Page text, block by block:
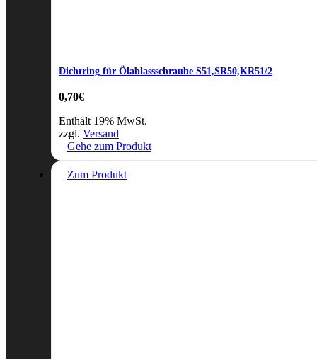
Dichtring für Ölablassschraube S51,SR50,KR51/2
0,70€
Enthält 19% MwSt.
zzgl. Versand
Gehe zum Produkt
Zum Produkt